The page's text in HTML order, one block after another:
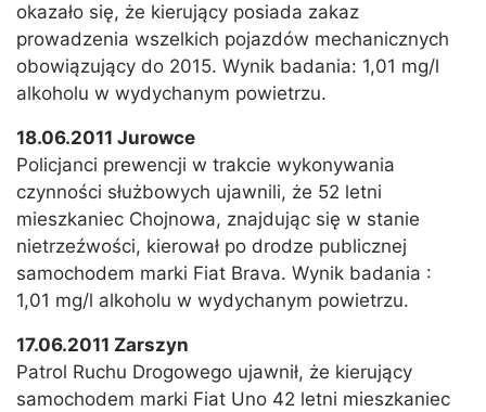
okazało się, że kierujący posiada zakaz
prowadzenia wszelkich pojazdów mechanicznych
obowiązujący do 2015. Wynik badania: 1,01 mg/l
alkoholu w wydychanym powietrzu.
18.06.2011 Jurowce
Policjanci prewencji w trakcie wykonywania
czynności służbowych ujawnili, że 52 letni
mieszkaniec Chojnowa, znajdując się w stanie
nietrzeźwości, kierował po drodze publicznej
samochodem marki Fiat Brava. Wynik badania :
1,01 mg/l alkoholu w wydychanym powietrzu.
17.06.2011 Zarszyn
Patrol Ruchu Drogowego ujawnił, że kierujący
samochodem marki Fiat Uno 42 letni mieszkaniec